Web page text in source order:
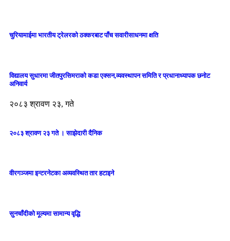
चुरियामाईमा भारतीय ट्रेलरको ठक्करबाट पाँच सवारीसाधनमा क्षति
विद्यालय सुधारमा जीतपुरसिमराको कडा एक्सन,व्यवस्थापन समिति र प्रधानाध्यापक छनोट
अनिवार्य
२०८३ श्रावण २३, गते
२०८३ श्रावण २३ गते । साझेदारी दैनिक
वीरगञ्जमा इन्टरनेटका अव्यवस्थित तार हटाइने
सुनचाँदीको मूल्यमा सामान्य वृद्धि